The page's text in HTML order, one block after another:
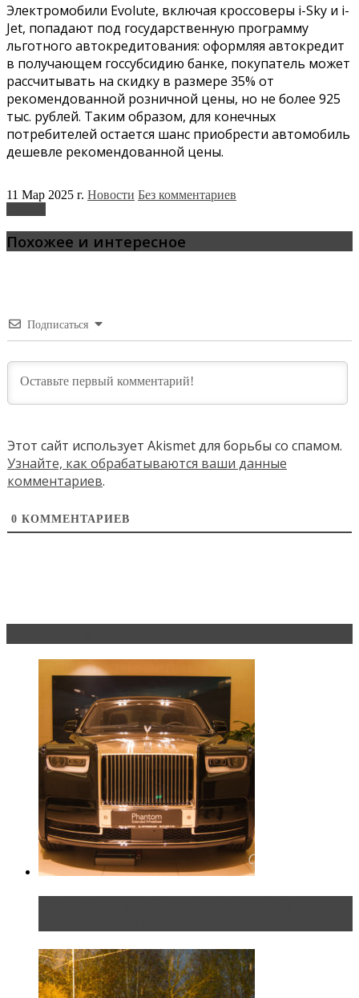
Электромобили Evolute, включая кроссоверы i-Sky и i-
Jet, попадают под государственную программу
льготного автокредитования: оформляя автокредит
в получающем госсубсидию банке, покупатель может
рассчитывать на скидку в размере 35% от
рекомендованной розничной цены, но не более 925
тыс. рублей. Таким образом, для конечных
потребителей остается шанс приобрести автомобиль
дешевле рекомендованной цены.
11 Мар 2025 г. Новости Без комментариев
Похожее и интересное
Подписаться
Этот сайт использует Akismet для борьбы со спамом.
Узнайте, как обрабатываются ваши данные
комментариев.
0 КОММЕНТАРИЕВ